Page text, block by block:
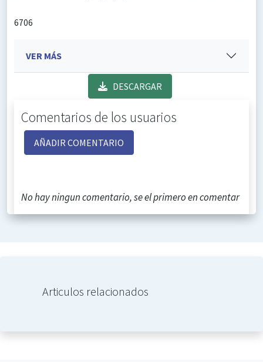
6706
VER MÁS
DESCARGAR
Comentarios de los usuarios
AÑADIR COMENTARIO
No hay ningun comentario, se el primero en comentar
Articulos relacionados